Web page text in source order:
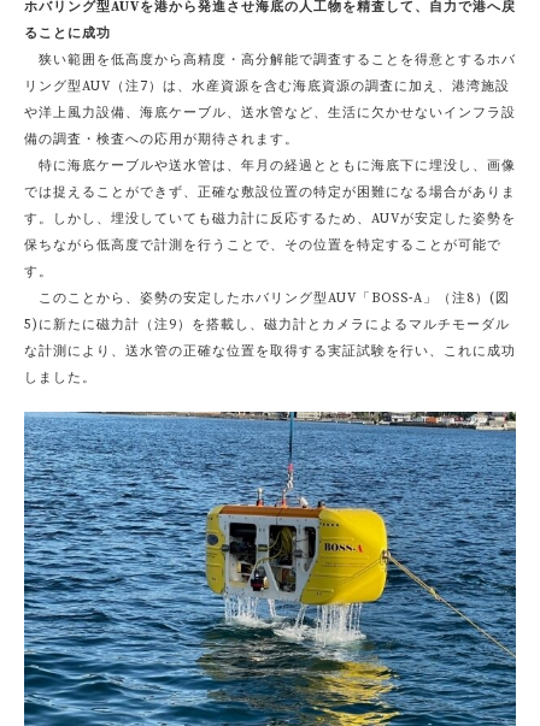
ホバリング型AUVを港から発進させ海底の人工物を精査して、自力で港へ戻
ることに成功
狭い範囲を低高度から高精度・高分解能で調査することを得意とするホバ
リング型AUV（注7）は、水産資源を含む海底資源の調査に加え、港湾施設
や洋上風力設備、海底ケーブル、送水管など、生活に欠かせないインフラ設
備の調査・検査への応用が期待されます。
特に海底ケーブルや送水管は、年月の経過とともに海底下に埋没し、画像
では捉えることができず、正確な敷設位置の特定が困難になる場合がありま
す。しかし、埋没していても磁力計に反応するため、AUVが安定した姿勢を
保ちながら低高度で計測を行うことで、その位置を特定することが可能で
す。
このことから、姿勢の安定したホバリング型AUV「BOSS-A」（注8）(図
5)に新たに磁力計（注9）を搭載し、磁力計とカメラによるマルチモーダル
な計測により、送水管の正確な位置を取得する実証試験を行い、これに成功
しました。